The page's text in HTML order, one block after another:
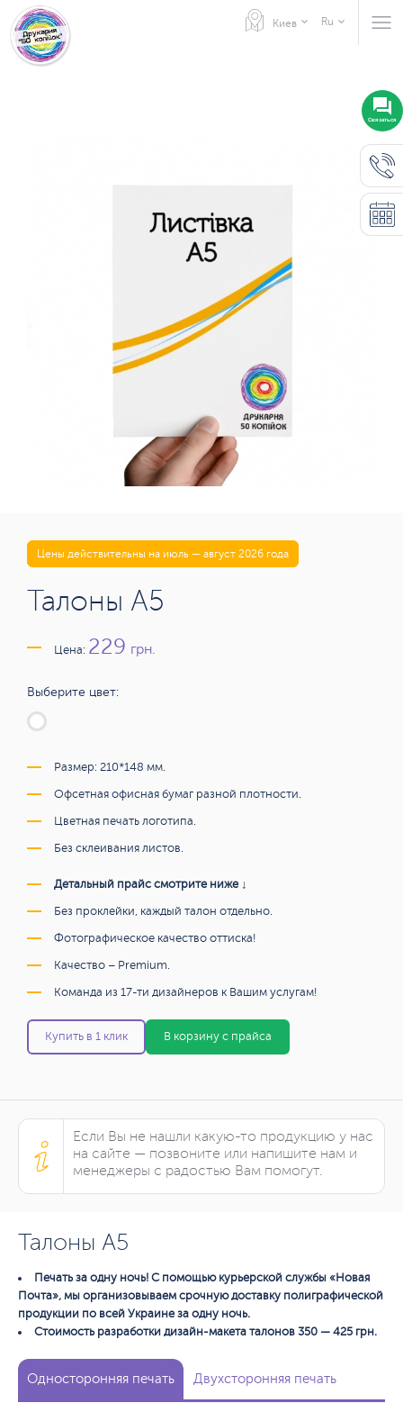
Киев Ru
Цены действительны на июль — август 2026 года
Талоны А5
Цена: 229 грн.
Выберите цвет:
Размер: 210*148 мм.
Офсетная офисная бумаг разной плотности.
Цветная печать логотипа.
Без склеивания листов.
Детальный прайс смотрите ниже ↓
Без проклейки, каждый талон отдельно.
Фотографическое качество оттиска!
Качество – Premium.
Команда из 17-ти дизайнеров к Вашим услугам!
Купить в 1 клик В корзину с прайса
Если Вы не нашли какую-то продукцию у нас
на сайте — позвоните или напишите нам и
менеджеры с радостью Вам помогут.
Талоны А5
Печать за одну ночь! С помощью курьерской службы «Новая
Почта», мы организовываем срочную доставку полиграфической
продукции по всей Украине за одну ночь.
Стоимость разработки дизайн-макета талонов 350 — 425 грн.
Односторонняя печать Двухсторонняя печать